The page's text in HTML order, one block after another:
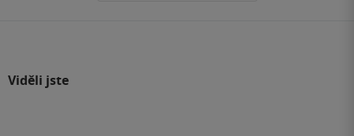
Viděli jste